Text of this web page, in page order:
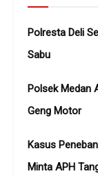
Polresta Deli
Sabu
Polsek Medan
Geng Motor
Kasus
Minta APH